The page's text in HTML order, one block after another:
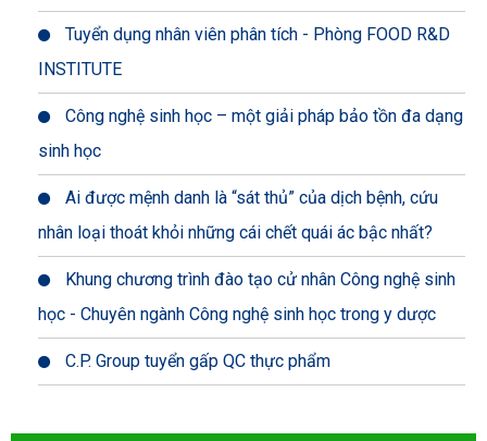
Tuyển dụng nhân viên phân tích - Phòng FOOD R&D
INSTITUTE
Công nghệ sinh học – một giải pháp bảo tồn đa dạng
sinh học
Ai được mệnh danh là “sát thủ” của dịch bệnh, cứu
nhân loại thoát khỏi những cái chết quái ác bậc nhất?
Khung chương trình đào tạo cử nhân Công nghệ sinh
học - Chuyên ngành Công nghệ sinh học trong y dược
C.P. Group tuyển gấp QC thực phẩm